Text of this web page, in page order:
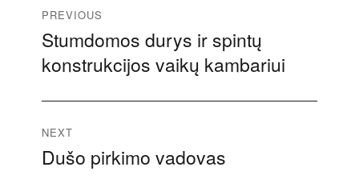
Navigacija
tarp
PREVIOUS
Previous
post:
Stumdomos durys ir spintų
konstrukcijos vaikų kambariui
NEXT
Next
Dušo pirkimo vadovas